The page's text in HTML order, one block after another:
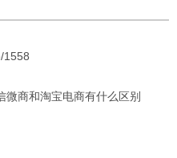
1558
微商和淘宝电商有什么区别